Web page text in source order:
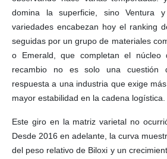
domina la superficie, sino Ventura
variedades encabezan hoy el ranking
seguidas por un grupo de materiales
o Emerald, que completan el núcleo
recambio no es solo una cuestión
respuesta a una industria que exige
mayor estabilidad en la cadena logística.
Este giro en la matriz varietal no
Desde 2016 en adelante, la curva
del peso relativo de Biloxi y un